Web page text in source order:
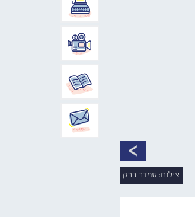
צילום: סמדר ברק